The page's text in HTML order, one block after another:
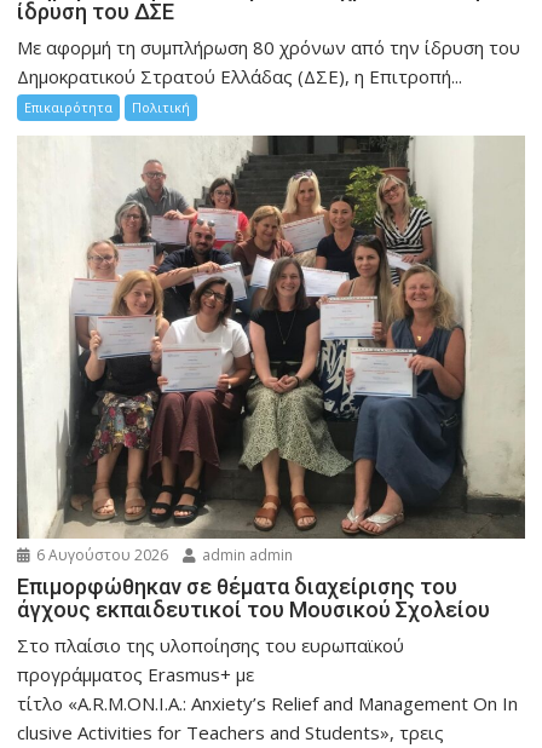
ίδρυση του ΔΣΕ
Με αφορμή τη συμπλήρωση 80 χρόνων από την ίδρυση του
Δημοκρατικού Στρατού Ελλάδας (ΔΣΕ), η Επιτροπή...
Επικαιρότητα Πολιτική
6 Αυγούστου 2026 admin admin
Eπιμορφώθηκαν σε θέματα διαχείρισης του
άγχους εκπαιδευτικοί του Μουσικού Σχολείου
Στο πλαίσιο της υλοποίησης του ευρωπαϊκού
προγράμματος Erasmus+ με
τίτλο «A.R.M.ON.I.A.: Anxiety’s Relief and Management On In
clusive Activities for Teachers and Students», τρεις